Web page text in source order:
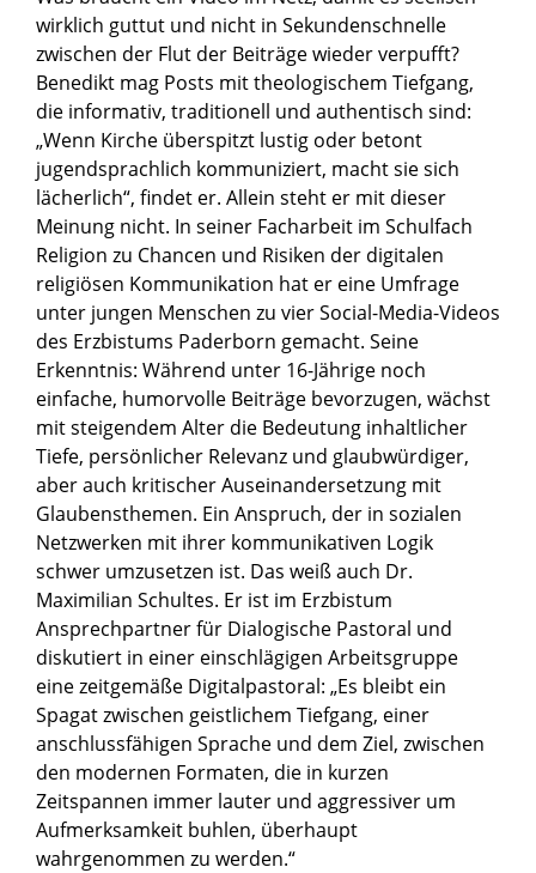
wirklich guttut und nicht in Sekundenschnelle
zwischen der Flut der Beiträge wieder verpufft?
Benedikt mag Posts mit theologischem Tiefgang,
die informativ, traditionell und authentisch sind:
„Wenn Kirche überspitzt lustig oder betont
jugendsprachlich kommuniziert, macht sie sich
lächerlich“, findet er. Allein steht er mit dieser
Meinung nicht. In seiner Facharbeit im Schulfach
Religion zu Chancen und Risiken der digitalen
religiösen Kommunikation hat er eine Umfrage
unter jungen Menschen zu vier Social-Media-Videos
des Erzbistums Paderborn gemacht. Seine
Erkenntnis: Während unter 16-Jährige noch
einfache, humorvolle Beiträge bevorzugen, wächst
mit steigendem Alter die Bedeutung inhaltlicher
Tiefe, persönlicher Relevanz und glaubwürdiger,
aber auch kritischer Auseinandersetzung mit
Glaubensthemen. Ein Anspruch, der in sozialen
Netzwerken mit ihrer kommunikativen Logik
schwer umzusetzen ist. Das weiß auch Dr.
Maximilian Schultes. Er ist im Erzbistum
Ansprechpartner für Dialogische Pastoral und
diskutiert in einer einschlägigen Arbeitsgruppe
eine zeitgemäße Digitalpastoral: „Es bleibt ein
Spagat zwischen geistlichem Tiefgang, einer
anschlussfähigen Sprache und dem Ziel, zwischen
den modernen Formaten, die in kurzen
Zeitspannen immer lauter und aggressiver um
Aufmerksamkeit buhlen, überhaupt
wahrgenommen zu werden.“